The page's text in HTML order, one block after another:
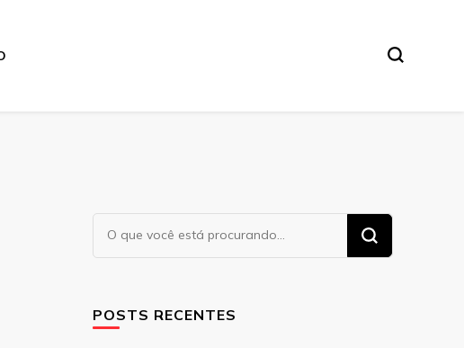
Procurando
algo?
POSTS RECENTES